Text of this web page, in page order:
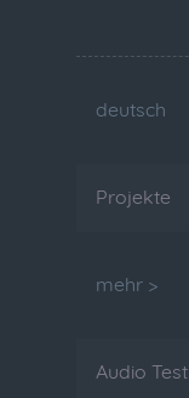
deutsch
Projekte
mehr >
Audio Test